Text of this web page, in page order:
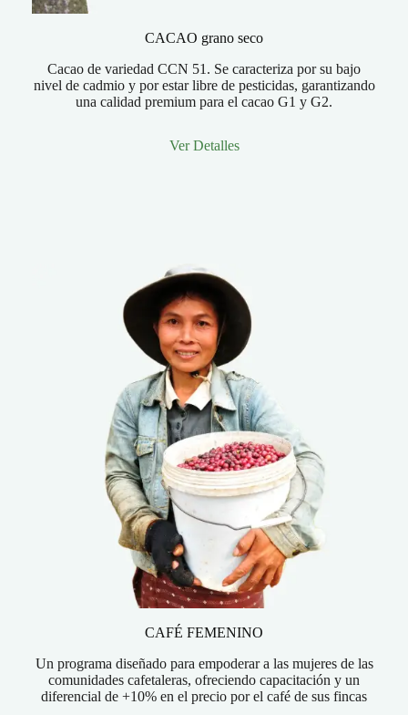
CACAO grano seco
Cacao de variedad CCN 51. Se caracteriza por su bajo
nivel de cadmio y por estar libre de pesticidas, garantizando
una calidad premium para el cacao G1 y G2.
Ver Detalles
CAFÉ FEMENINO
Un programa diseñado para empoderar a las mujeres de las
comunidades cafetaleras, ofreciendo capacitación y un
diferencial de +10% en el precio por el café de sus fincas